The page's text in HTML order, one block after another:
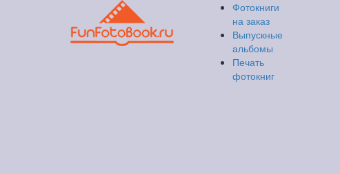
Фотокниги
на заказ
Выпускные
альбомы
Печать
фотокниг